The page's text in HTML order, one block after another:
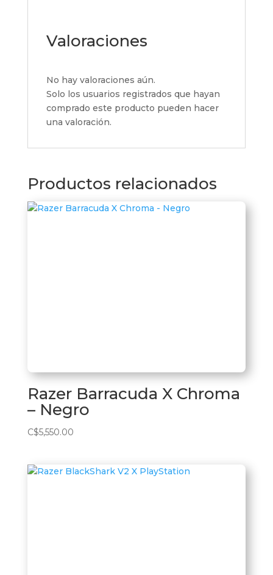
Valoraciones
No hay valoraciones aún.
Solo los usuarios registrados que hayan
comprado este producto pueden hacer
una valoración.
Productos relacionados
Razer Barracuda X Chroma
– Negro
C$5,550.00